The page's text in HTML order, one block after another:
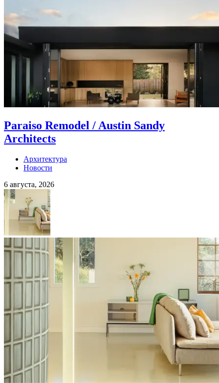
Paraiso Remodel / Austin Sandy
Architects
Архитектура
Новости
6 августа, 2026